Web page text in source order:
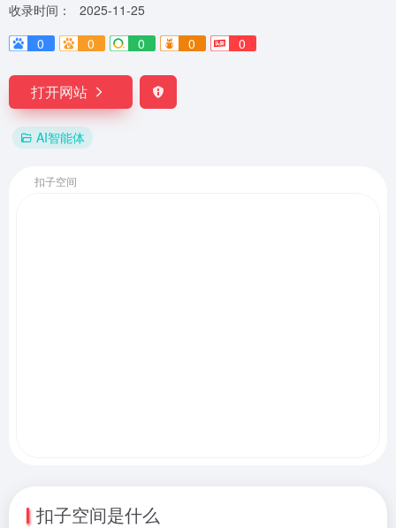
收录时间：
2025-11-25
0
0 0 0 0
打开网站
AI智能体
扣子空间
扣子空间是什么